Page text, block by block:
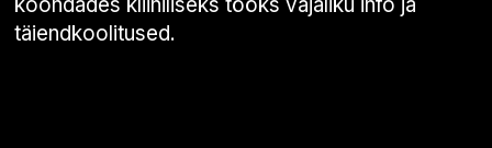
koondades kliiniliseks tööks vajaliku info ja
täiendkoolitused.